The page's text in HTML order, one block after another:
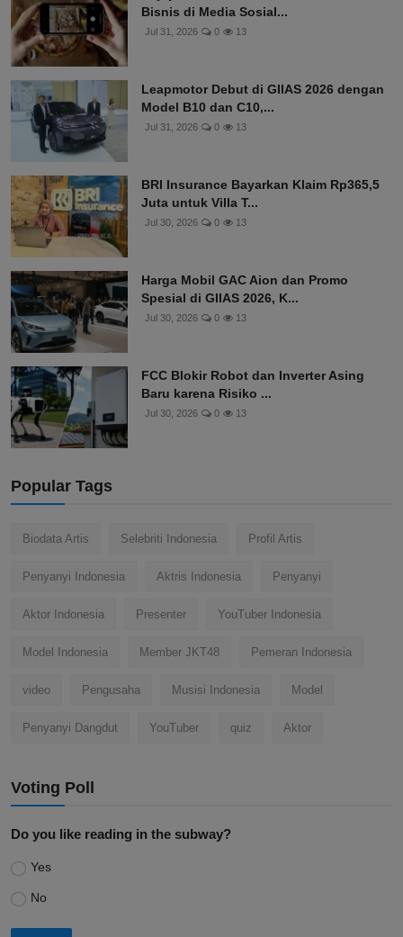
Bisnis di Media Sosial...
Jul 31, 2026 0 13
Leapmotor Debut di GIIAS 2026 dengan
Model B10 dan C10,...
Jul 31, 2026 0 13
BRI Insurance Bayarkan Klaim Rp365,5
Juta untuk Villa T...
Jul 30, 2026 0 13
Harga Mobil GAC Aion dan Promo
Spesial di GIIAS 2026, K...
Jul 30, 2026 0 13
FCC Blokir Robot dan Inverter Asing
Baru karena Risiko ...
Jul 30, 2026 0 13
Popular Tags
Biodata Artis Selebriti Indonesia Profil Artis
Penyanyi Indonesia Aktris Indonesia Penyanyi
Aktor Indonesia Presenter YouTuber Indonesia
Model Indonesia Member JKT48 Pemeran Indonesia
video Pengusaha Musisi Indonesia Model
Penyanyi Dangdut YouTuber quiz Aktor
Voting Poll
Do you like reading in the subway?
Yes
No